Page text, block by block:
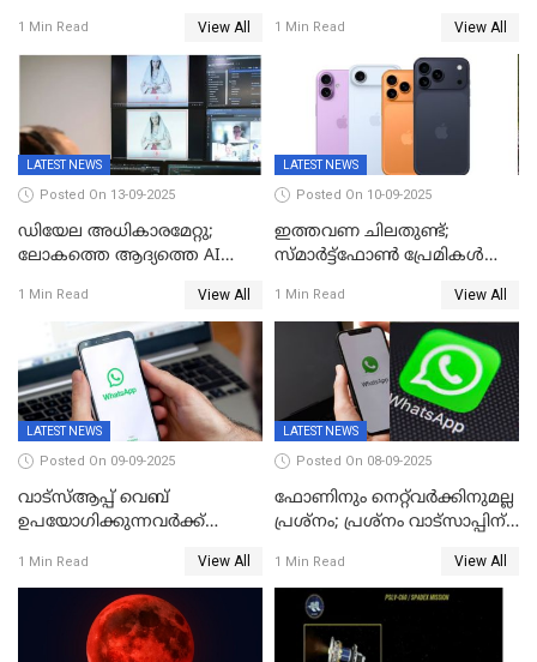
ഡീപ് സീക്ക്-ആർ1-സേഫ്
1 Min Read View All
ജീവനോടെ എത്തിയവ 75
1 Min Read View All
LATEST NEWS
Posted On 13-09-2025
ഡിയേല അധികാരമേറ്റു;
ലോകത്തെ ആദ്യത്തെ AI
വേണ്ട, കൈക്കൂലി വാങ്ങില്ല;
'ആരും കൊതിച്ചുപോകും
ഇങ്ങനെയൊരു ക്യാബിനറ്റ്
മന്ത്രിയെ
1 Min Read View All
LATEST NEWS
Posted On 10-09-2025
ഇത്തവണ ചിലതുണ്ട്;
സ്മാർട്ട്ഫോൺ പ്രേമികൾക്ക്
പക്ഷേ വിലയോ..; ഐഫോൺ
17 സീരീസ് ഫോണുകള്‍
അവതരിപ്പിച്ചു
1 Min Read View All
LATEST NEWS
Posted On 09-09-2025
വാട്‌സ്ആപ്പ് വെബ്
ഉപയോഗിക്കുന്നവർക്ക്
ചാറ്റിൽ പണികിട്ടി
ഉപഭോക്താക്കൾ
1 Min Read View All
LATEST NEWS
Posted On 08-09-2025
ഫോണിനും നെറ്റ്‌വര്‍ക്കിനുമല്ല
പ്രശ്നം; പ്രശ്‌നം വാട്സാപ്പിന്
1 Min Read View All